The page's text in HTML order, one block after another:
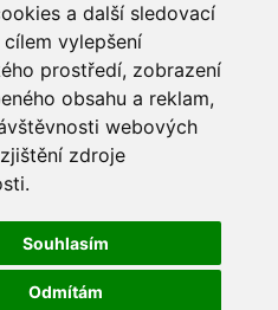
a další sledovací
vylepšení
prostředí, zobrazení
obsahu a reklam,
webových
zdroje
Souhlasím
Odmítám
GDPR
Sitemap
by Kateřina Přibylová